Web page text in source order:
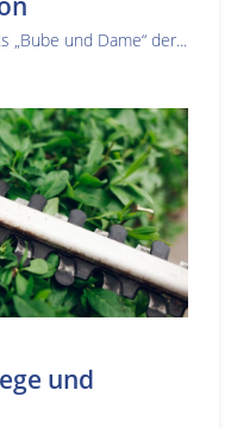
„Bube und Dame“ der...
und